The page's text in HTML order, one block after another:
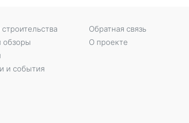
обзоры
и события
Обратная связь
О проекте